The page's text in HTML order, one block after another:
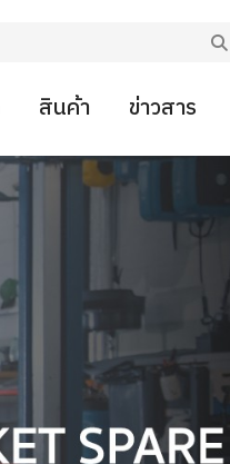
สินค้า ข่าวสาร